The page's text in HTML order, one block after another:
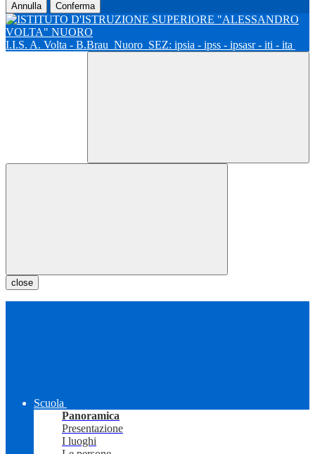
Annulla Conferma
I.I.S. A. Volta - B.Brau Nuoro SEZ: ipsia - ipss - ipsasr - iti - ita
close
Scuola
Panoramica
Presentazione
I luoghi